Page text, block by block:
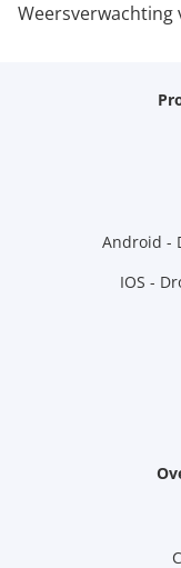
Weersverwachting
Android -
IOS -